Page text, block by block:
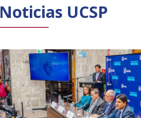
Noticias UCSP